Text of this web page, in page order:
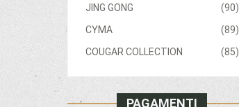
(90)
JING GONG
(89)
CYMA
(85)
COUGAR COLLECTION
PAGAMENTI